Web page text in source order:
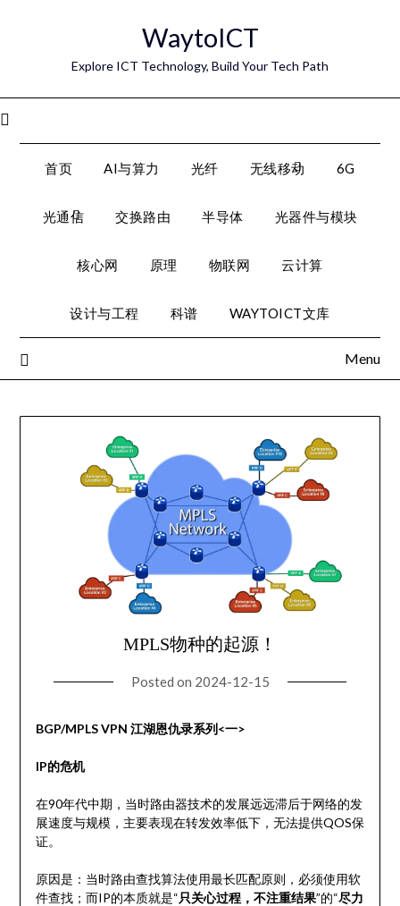
WaytoICT
Explore ICT Technology, Build Your Tech Path
首页 AI与算力 光纤 无线移动 6G
光通信 交换路由 半导体 光器件与模块
核心网 原理 物联网 云计算
设计与工程 科谱 WAYTOICT文库
Menu
MPLS物种的起源！
Posted on 2024-12-15
BGP/MPLS VPN 江湖恩仇录系列<一>
IP的危机
在90年代中期，当时路由器技术的发展远远滞后于网络的发
展速度与规模，主要表现在转发效率低下，无法提供QOS保
证。
原因是：当时路由查找算法使用最长匹配原则，必须使用软
件查找；而IP的本质就是“只关心过程，不注重结果”的“尽力